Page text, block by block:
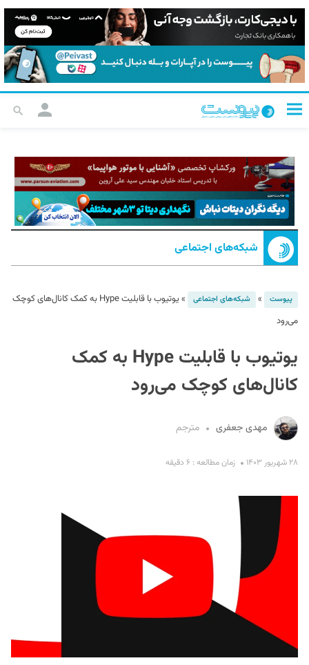
شبکه‌های اجتماعی
پیوست » شبکه‌های اجتماعی »
یوتیوب با قابلیت Hype به کمک کانال‌های کوچک
می‌رود
یوتیوب با قابلیت Hype به کمک
کانال‌های کوچک می‌رود
مهدی جعفری مترجم
۲۸ شهریور ۱۴۰۳ زمان مطالعه : ۶ دقیقه